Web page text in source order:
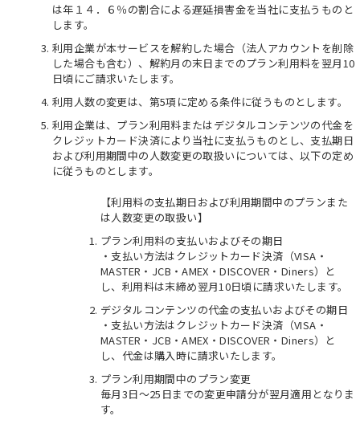
は年１４．６％の割合による遅延損害金を当社に支払うものと
します。
利用企業が本サービスを解約した場合（法人アカウントを削除
した場合も含む）、解約月の末日までのプラン利用料を翌月10
日頃にご請求いたします。
利用人数の変更は、第5項に定める条件に従うものとします。
利用企業は、プラン利用料またはデジタルコンテンツの代金を
クレジットカード決済により当社に支払うものとし、支払期日
および利用期間中の人数変更の取扱いについては、以下の定め
に従うものとします。
【利用料の支払期日および利用期間中のプランまた
は人数変更の取扱い】
プラン利用料の支払いおよびその期日
・支払い方法はクレジットカード決済（VISA・
MASTER・JCB・AMEX・DISCOVER・Diners）と
し、利用料は末締め翌月10日頃に請求いたします。
デジタルコンテンツの代金の支払いおよびその期日
・支払い方法はクレジットカード決済（VISA・
MASTER・JCB・AMEX・DISCOVER・Diners）と
し、代金は購入時に請求いたします。
プラン利用期間中のプラン変更
毎月3日〜25日までの変更申請分が翌月適用となりま
す。